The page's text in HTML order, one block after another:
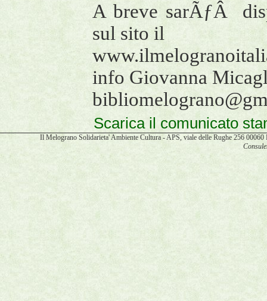
A breve sarÃƒÂ
sul sito il
info Giovanna
Scarica il comunicato
Il Melograno Solidarieta' Ambiente Cultura - APS, viale delle Rughe 256